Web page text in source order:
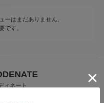
ーはまだありません。
です。
ィネート